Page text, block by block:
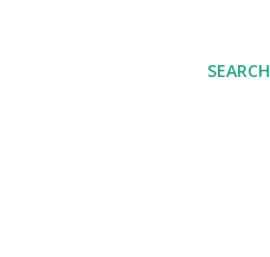
SEARCH